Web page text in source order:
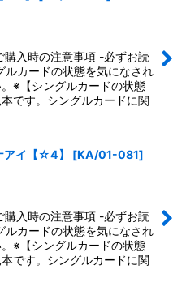
購入時の注意事項 -必ずお読
カードの状態を気になされ
※【シングルカードの状態
です。シングルカードに関
アイ【☆4】 [KA/01-081]
購入時の注意事項 -必ずお読
カードの状態を気になされ
※【シングルカードの状態
です。シングルカードに関